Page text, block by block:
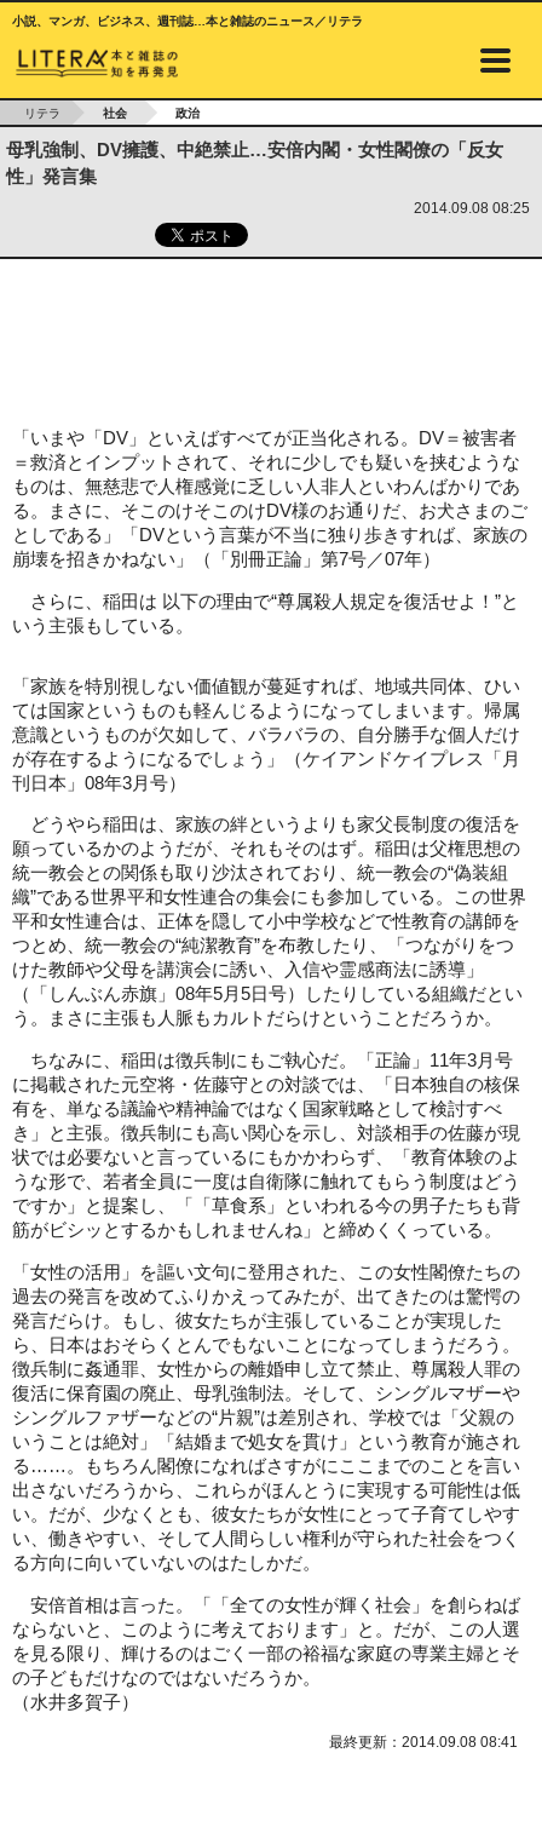
小説、マンガ、ビジネス、週刊誌…本と雑誌のニュース／リテラ
リテラ 社会 政治
母乳強制、DV擁護、中絶禁止…安倍内閣・女性閣僚の「反女
性」発言集
2014.09.08 08:25
「いまや「DV」といえばすべてが正当化される。DV＝被害者
＝救済とインプットされて、それに少しでも疑いを挟むような
ものは、無慈悲で人権感覚に乏しい人非人といわんばかりであ
る。まさに、そこのけそこのけDV様のお通りだ、お犬さまのご
としである」「DVという言葉が不当に独り歩きすれば、家族の
崩壊を招きかねない」（「別冊正論」第7号／07年）
さらに、稲田は 以下の理由で“尊属殺人規定を復活せよ！”と
いう主張もしている。
「家族を特別視しない価値観が蔓延すれば、地域共同体、ひい
ては国家というものも軽んじるようになってしまいます。帰属
意識というものが欠如して、バラバラの、自分勝手な個人だけ
が存在するようになるでしょう」（ケイアンドケイプレス「月
刊日本」08年3月号）
どうやら稲田は、家族の絆というよりも家父長制度の復活を
願っているかのようだが、それもそのはず。稲田は父権思想の
統一教会との関係も取り沙汰されており、統一教会の“偽装組
織”である世界平和女性連合の集会にも参加している。この世界
平和女性連合は、正体を隠して小中学校などで性教育の講師を
つとめ、統一教会の“純潔教育”を布教したり、「つながりをつ
けた教師や父母を講演会に誘い、入信や霊感商法に誘導」
（「しんぶん赤旗」08年5月5日号）したりしている組織だとい
う。まさに主張も人脈もカルトだらけということだろうか。
ちなみに、稲田は徴兵制にもご執心だ。「正論」11年3月号
に掲載された元空将・佐藤守との対談では、「日本独自の核保
有を、単なる議論や精神論ではなく国家戦略として検討すべ
き」と主張。徴兵制にも高い関心を示し、対談相手の佐藤が現
状では必要ないと言っているにもかかわらず、「教育体験のよ
うな形で、若者全員に一度は自衛隊に触れてもらう制度はどう
ですか」と提案し、「「草食系」といわれる今の男子たちも背
筋がビシッとするかもしれませんね」と締めくくっている。
「女性の活用」を謳い文句に登用された、この女性閣僚たちの
過去の発言を改めてふりかえってみたが、出てきたのは驚愕の
発言だらけ。もし、彼女たちが主張していることが実現した
ら、日本はおそらくとんでもないことになってしまうだろう。
徴兵制に姦通罪、女性からの離婚申し立て禁止、尊属殺人罪の
復活に保育園の廃止、母乳強制法。そして、シングルマザーや
シングルファザーなどの“片親”は差別され、学校では「父親の
いうことは絶対」「結婚まで処女を貫け」という教育が施され
る……。もちろん閣僚になればさすがにここまでのことを言い
出さないだろうから、これらがほんとうに実現する可能性は低
い。だが、少なくとも、彼女たちが女性にとって子育てしやす
い、働きやすい、そして人間らしい権利が守られた社会をつく
る方向に向いていないのはたしかだ。
安倍首相は言った。「「全ての女性が輝く社会」を創らねば
ならないと、このように考えております」と。だが、この人選
を見る限り、輝けるのはごく一部の裕福な家庭の専業主婦とそ
の子どもだけなのではないだろうか。
（水井多賀子）
最終更新：2014.09.08 08:41